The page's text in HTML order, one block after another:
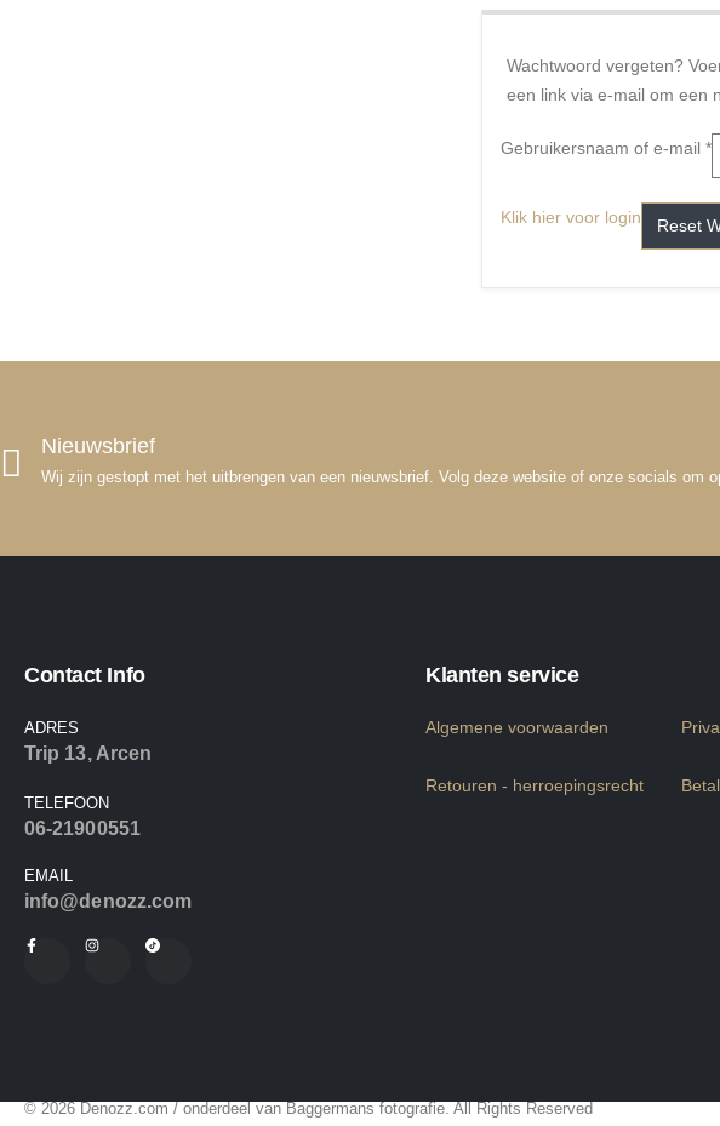
Wachtwoord vergeten?
een link via e-mail om een
Gebruikersnaam of e-mail *
Klik hier voor login Reset
Nieuwsbrief
Wij zijn gestopt met het uitbrengen van een nieuwsbrief. Volg deze website of onze socials
Contact Info
ADRES
Trip 13, Arcen
TELEFOON
06-21900551
EMAIL
info@denozz.com
Klanten service
Algemene voorwaarden
Retouren - herroepingsrecht
© 2026 Denozz.com / onderdeel van Baggermans fotografie. All Rights Reserved